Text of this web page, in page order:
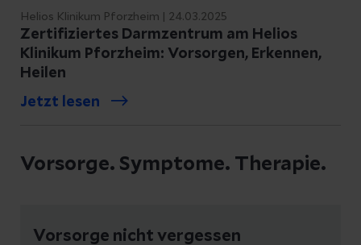
Helios Klinikum Pforzheim | 24.03.2025
Zertifiziertes Darmzentrum am Helios
Klinikum Pforzheim: Vorsorgen, Erkennen,
Heilen
Jetzt lesen
Vorsorge. Symptome. Therapie.
Vorsorge nicht vergessen